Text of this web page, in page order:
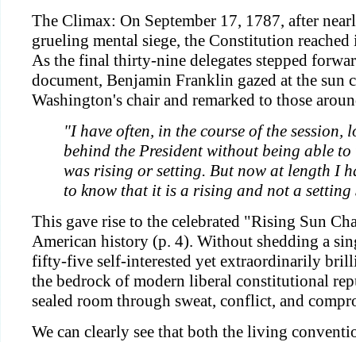
The Climax: On September 17, 1787, after
grueling mental siege, the Constitution
As the final thirty-nine delegates stepped
document, Benjamin Franklin gazed at the sun
Washington's chair and remarked to those
"I have often, in the course of the session,
behind the President without being able
was rising or setting. But now at length I
to know that it is a rising and not a setting
This gave rise to the celebrated "Rising Sun
American history (p. 4). Without shedding a
fifty-five self-interested yet extraordinarily
the bedrock of modern liberal constitutional
sealed room through sweat, conflict, and
We can clearly see that both the living